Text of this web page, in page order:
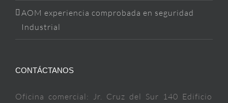
AOM experiencia comprobada en seguridad
Industrial
CONTÁCTANOS
Oficina comercial: Jr. Cruz del Sur 140 Edificio